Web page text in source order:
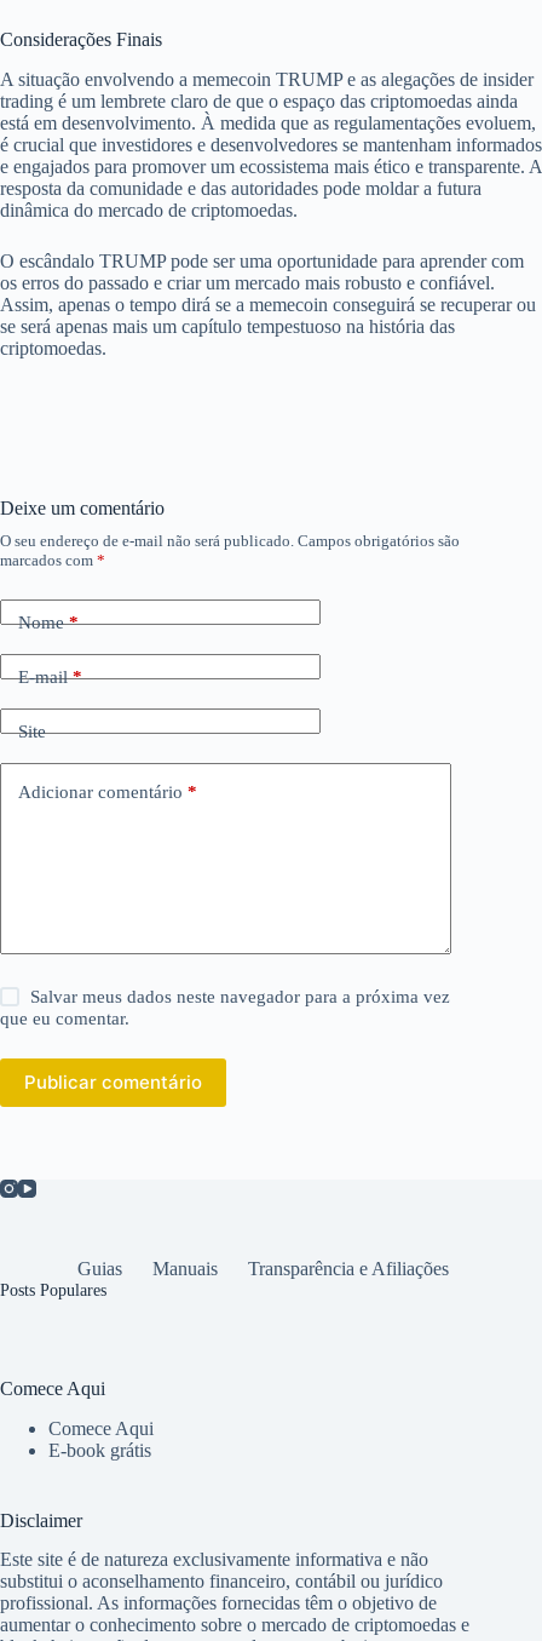
Considerações Finais
A situação envolvendo a memecoin TRUMP e as alegações de insider
trading é um lembrete claro de que o espaço das criptomoedas ainda
está em desenvolvimento. À medida que as regulamentações evoluem,
é crucial que investidores e desenvolvedores se mantenham informados
e engajados para promover um ecossistema mais ético e transparente. A
resposta da comunidade e das autoridades pode moldar a futura
dinâmica do mercado de criptomoedas.
O escândalo TRUMP pode ser uma oportunidade para aprender com
os erros do passado e criar um mercado mais robusto e confiável.
Assim, apenas o tempo dirá se a memecoin conseguirá se recuperar ou
se será apenas mais um capítulo tempestuoso na história das
criptomoedas.
Deixe um comentário
O seu endereço de e-mail não será publicado. Campos obrigatórios são
marcados com *
Nome*
E-mail*
Site
Adicionar comentário *
Salvar meus dados neste navegador para a próxima vez
que eu comentar.
Publicar comentário
Guias Manuais Transparência e Afiliações
Posts Populares
Comece Aqui
Comece Aqui
E-book grátis
Disclaimer
Este site é de natureza exclusivamente informativa e não
substitui o aconselhamento financeiro, contábil ou jurídico
profissional. As informações fornecidas têm o objetivo de
aumentar o conhecimento sobre o mercado de criptomoedas e